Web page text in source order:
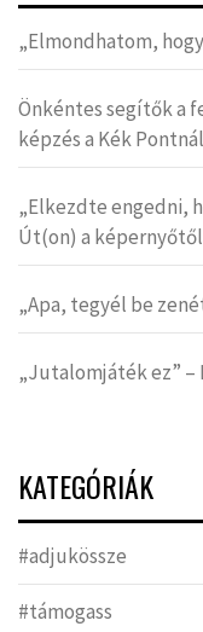
„Elmondhatom,
Önkéntes segítők a
képzés a Kék Pontnál
„Elkezdte engedni,
Út(on) a
„Apa, tegyél be
„Jutalomjáték ez” –
KATEGÓRIÁK
#adjukössze
#támogass